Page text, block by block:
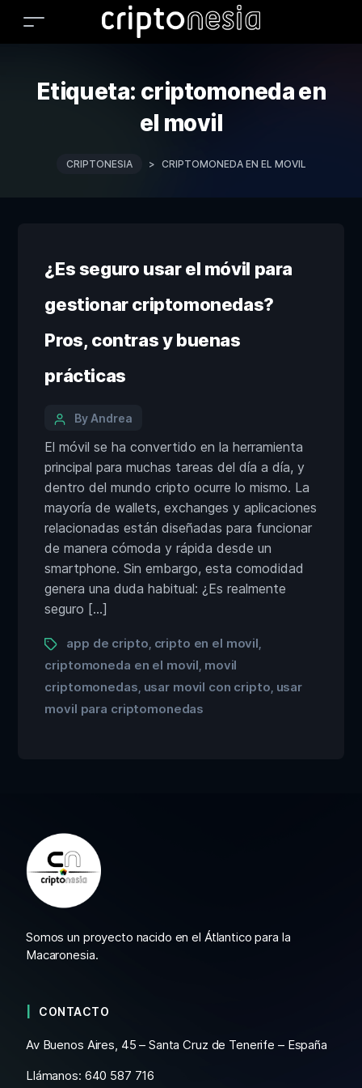
Etiqueta: criptomoneda en
el movil
CRIPTONESIA > CRIPTOMONEDA EN EL MOVIL
¿Es seguro usar el móvil para
gestionar criptomonedas?
Pros, contras y buenas
prácticas
By Andrea
El móvil se ha convertido en la herramienta
principal para muchas tareas del día a día, y
dentro del mundo cripto ocurre lo mismo. La
mayoría de wallets, exchanges y aplicaciones
relacionadas están diseñadas para funcionar
de manera cómoda y rápida desde un
smartphone. Sin embargo, esta comodidad
genera una duda habitual: ¿Es realmente
seguro […]
app de cripto cripto en el movil
criptomoneda en el movil movil
criptomonedas usar movil con cripto usar
movil para criptomonedas
Somos un proyecto nacido en el Átlantico para la
Macaronesia.
CONTACTO
Av Buenos Aires, 45 – Santa Cruz de Tenerife – España
Llámanos: 640 587 716